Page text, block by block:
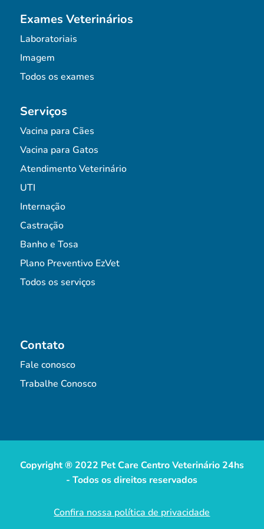
Exames Veterinários
Laboratoriais
Imagem
Todos os exames
Serviços
Vacina para Cães
Vacina para Gatos
Atendimento Veterinário
UTI
Internação
Castração
Banho e Tosa
Plano Preventivo EzVet
Todos os serviços
Contato
Fale conosco
Trabalhe Conosco
Copyright ® 2022 Pet Care Centro Veterinário 24hs
- Todos os direitos reservados
Confira nossa política de privacidade